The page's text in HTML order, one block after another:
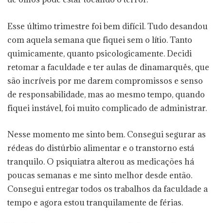
Esse último trimestre foi bem difícil. Tudo desandou
com aquela semana que fiquei sem o lítio. Tanto
quimicamente, quanto psicologicamente. Decidi
retomar a faculdade e ter aulas de dinamarquês, que
são incríveis por me darem compromissos e senso
de responsabilidade, mas ao mesmo tempo, quando
fiquei instável, foi muito complicado de administrar.
Nesse momento me sinto bem. Consegui segurar as
rédeas do distúrbio alimentar e o transtorno está
tranquilo. O psiquiatra alterou as medicações há
poucas semanas e me sinto melhor desde então.
Consegui entregar todos os trabalhos da faculdade a
tempo e agora estou tranquilamente de férias.